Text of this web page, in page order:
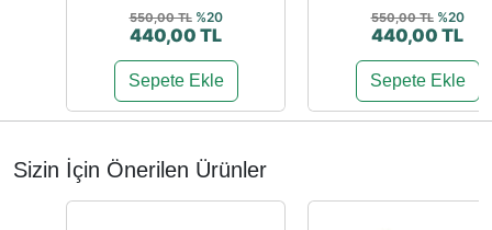
550,00 TL %20
440,00 TL
Sepete Ekle
550,00 TL %20
440,00 TL
Sepete Ekle
Sizin İçin Önerilen Ürünler